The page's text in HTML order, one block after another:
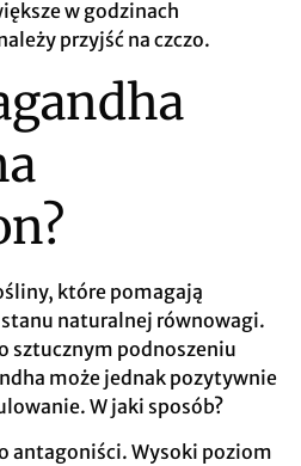
w godzinach
przyjść na czczo.
które pomagają
naturalnej równowagi.
sztucznym podnoszeniu
może jednak pozytywnie
W jaki sposób?
antagoniści. Wysoki poziom